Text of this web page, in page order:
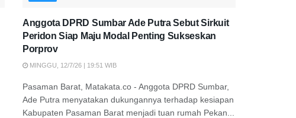
Anggota DPRD Sumbar Ade Putra Sebut Sirkuit
Peridon Siap Maju Modal Penting Sukseskan
Porprov
MINGGU, 12/7/26 | 19:51 WIB
Pasaman Barat, Matakata.co - Anggota DPRD Sumbar,
Ade Putra menyatakan dukungannya terhadap kesiapan
Kabupaten Pasaman Barat menjadi tuan rumah Pekan...